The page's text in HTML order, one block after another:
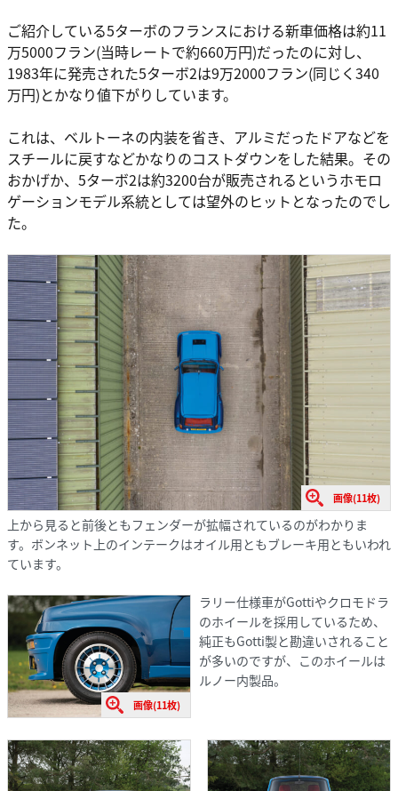
ご紹介している5ターボのフランスにおける新車価格は約11
万5000フラン(当時レートで約660万円)だったのに対し、
1983年に発売された5ターボ2は9万2000フラン(同じく340
万円)とかなり値下がりしています。
これは、ベルトーネの内装を省き、アルミだったドアなどを
スチールに戻すなどかなりのコストダウンをした結果。その
おかげか、5ターボ2は約3200台が販売されるというホモロ
ゲーションモデル系統としては望外のヒットとなったのでし
た。
画像(11枚)
上から見ると前後ともフェンダーが拡幅されているのがわかりま
す。ボンネット上のインテークはオイル用ともブレーキ用ともいわれ
ています。
画像(11枚)
ラリー仕様車がGottiやクロモドラ
のホイールを採用しているため、
純正もGotti製と勘違いされること
が多いのですが、このホイールは
ルノー内製品。